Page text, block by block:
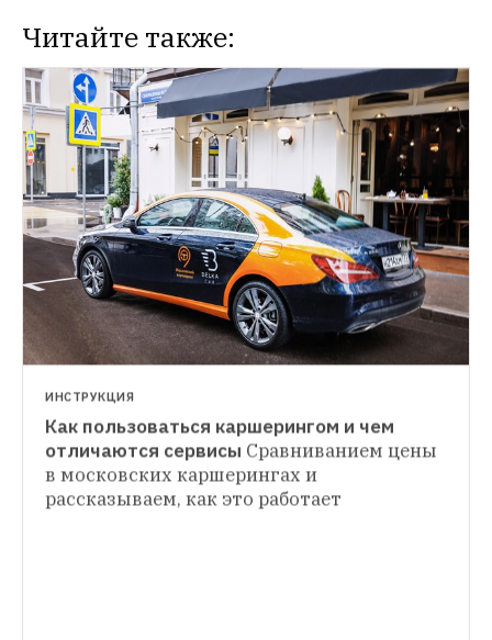
Читайте также:
НОВОСТИ
Любимые автомобили москвичей
«Автостат» узнал, какие марки
пользуются спросом в столице
Как Гринпис хочет сократить количество
вредных выбросов в Москве на 70 %
Публикуем основные тезисы
ИНСТРУКЦИЯ
Как пользоваться каршерингом и чем
отличаются сервисы Сравниванием цены
в московских каршерингах и
рассказываем, как это работает